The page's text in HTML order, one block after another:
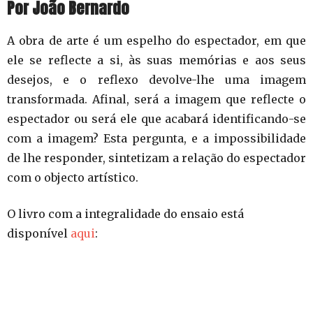
Por João Bernardo
A obra de arte é um espelho do espectador, em que
ele se reflecte a si, às suas memórias e aos seus
desejos, e o reflexo devolve-lhe uma imagem
transformada. Afinal, será a imagem que reflecte o
espectador ou será ele que acabará identificando-se
com a imagem? Esta pergunta, e a impossibilidade
de lhe responder, sintetizam a relação do espectador
com o objecto artístico.
O livro com a integralidade do ensaio está
disponível aqui: